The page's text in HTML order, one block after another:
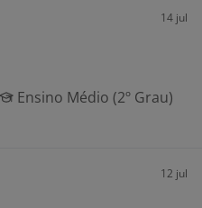
14 jul
Ensino Médio (2º Grau)
12 jul